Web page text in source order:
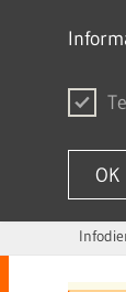
OK
Zum